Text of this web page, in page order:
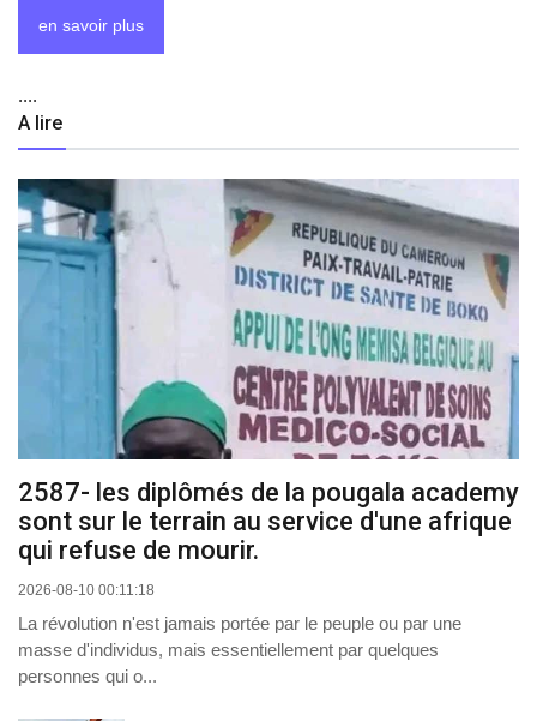
en savoir plus
....
A lire
2587- les diplômés de la pougala academy
sont sur le terrain au service d'une afrique
qui refuse de mourir.
2026-08-10 00:11:18
La révolution n'est jamais portée par le peuple ou par une
masse d'individus, mais essentiellement par quelques
personnes qui o...